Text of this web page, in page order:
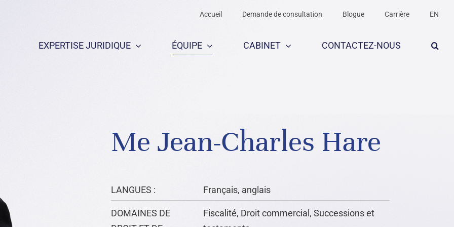
Accueil Demande de consultation Blogue Carrière EN
EXPERTISE JURIDIQUE ÉQUIPE CABINET CONTACTEZ-NOUS
Me Jean-Charles Hare
LANGUES : Français, anglais
DOMAINES DE
Fiscalité, Droit commercial, Successions et
D’AFFAIRES